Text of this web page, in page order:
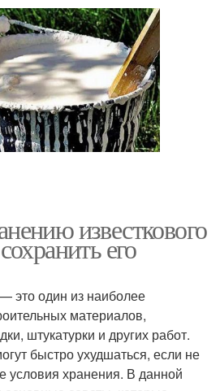
известкового
его
это один из наиболее
материалов,
штукатурки и других работ.
быстро ухудшаться, если не
условия хранения. В данной